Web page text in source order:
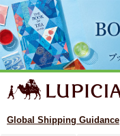
Global Shipping Guidance